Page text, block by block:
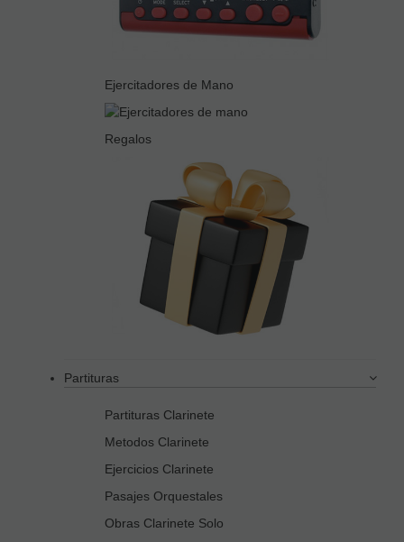
Ejercitadores de Mano
Regalos
Partituras
Partituras Clarinete
Metodos Clarinete
Ejercicios Clarinete
Pasajes Orquestales
Obras Clarinete Solo